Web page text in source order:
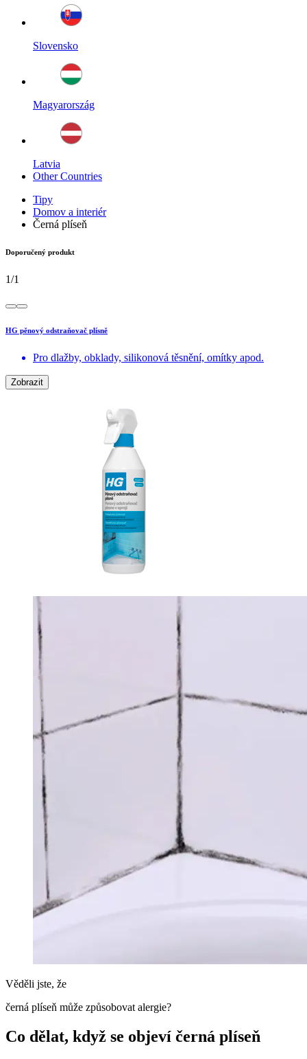
Slovensko
Magyarország
Latvia
Other Countries
Tipy
Domov a interiér
Černá plíseň
Doporučený produkt
1/1
HG pěnový odstraňovač plísně
Pro dlažby, obklady, silikonová těsnění, omítky apod.
Zobrazit
Věděli jste, že
černá plíseň může způsobovat alergie?
Co dělat, když se objeví černá plíseň